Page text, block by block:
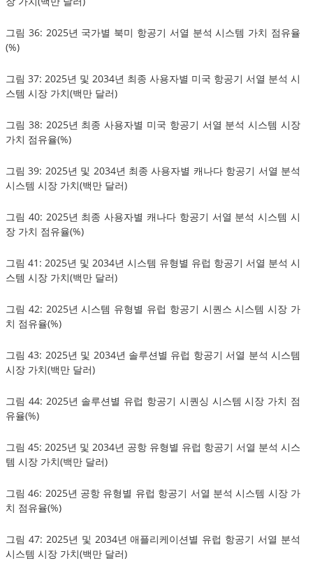
그림 36: 2025년 국가별 북미 항공기 서열 분석 시스템 가치 점유율
(%)
그림 37: 2025년 및 2034년 최종 사용자별 미국 항공기 서열 분석 시
스템 시장 가치(백만 달러)
그림 38: 2025년 최종 사용자별 미국 항공기 서열 분석 시스템 시장
가치 점유율(%)
그림 39: 2025년 및 2034년 최종 사용자별 캐나다 항공기 서열 분석
시스템 시장 가치(백만 달러)
그림 40: 2025년 최종 사용자별 캐나다 항공기 서열 분석 시스템 시
장 가치 점유율(%)
그림 41: 2025년 및 2034년 시스템 유형별 유럽 항공기 서열 분석 시
스템 시장 가치(백만 달러)
그림 42: 2025년 시스템 유형별 유럽 항공기 시퀀스 시스템 시장 가
치 점유율(%)
그림 43: 2025년 및 2034년 솔루션별 유럽 항공기 서열 분석 시스템
시장 가치(백만 달러)
그림 44: 2025년 솔루션별 유럽 항공기 시퀀싱 시스템 시장 가치 점
유율(%)
그림 45: 2025년 및 2034년 공항 유형별 유럽 항공기 서열 분석 시스
템 시장 가치(백만 달러)
그림 46: 2025년 공항 유형별 유럽 항공기 서열 분석 시스템 시장 가
치 점유율(%)
그림 47: 2025년 및 2034년 애플리케이션별 유럽 항공기 서열 분석
시스템 시장 가치(백만 달러)